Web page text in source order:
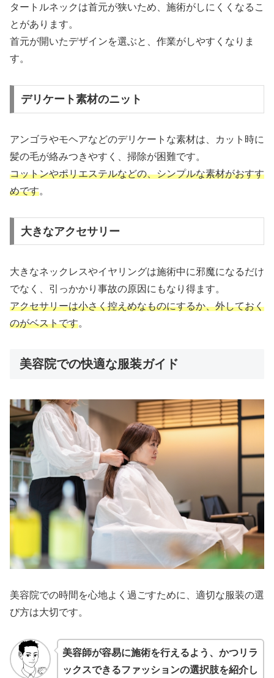
タートルネックは首元が狭いため、施術がしにくくなるこ
とがあります。
首元が開いたデザインを選ぶと、作業がしやすくなりま
す。
デリケート素材のニット
アンゴラやモヘアなどのデリケートな素材は、カット時に
髪の毛が絡みつきやすく、掃除が困難です。
コットンやポリエステルなどの、シンプルな素材がおすす
めです。
大きなアクセサリー
大きなネックレスやイヤリングは施術中に邪魔になるだけ
でなく、引っかかり事故の原因にもなり得ます。
アクセサリーは小さく控えめなものにするか、外しておく
のがベストです。
美容院での快適な服装ガイド
美容院での時間を心地よく過ごすために、適切な服装の選
び方は大切です。
美容師が容易に施術を行えるよう、かつリラ
ックスできるファッションの選択肢を紹介し